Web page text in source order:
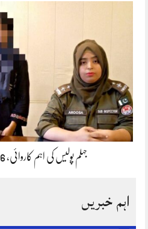
جہلم پولیس کی اہم کاروائی، 16 سالہ مغویہ بازیاب
اہم خبریں